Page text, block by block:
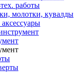
работы
молотки, кувалды